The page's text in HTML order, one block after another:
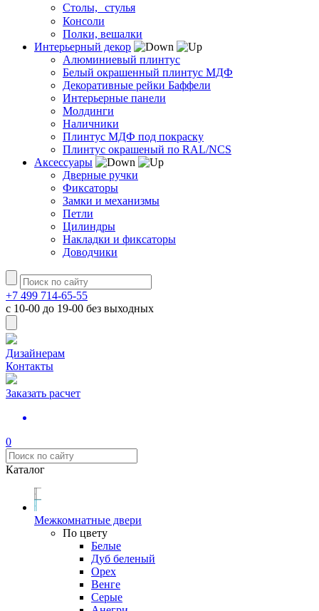
Столы, стулья
Консоли
Полки, вешалки
Интерьерный декор
Алюминиевый плинтус
Белый окрашенный плинтус МДФ
Декоративные рейки Баффели
Интерьерные панели
Молдинги
Наличники
Плинтус МДФ под покраску
Плинтус окрашеный по RAL/NCS
Аксессуары
Дверные ручки
Фиксаторы
Замки и механизмы
Петли
Цилиндры
Накладки и фиксаторы
Доводчики
+7 499 714-65-55
с 10-00 до 19-00 без выходных
Дизайнерам
Контакты
Заказать расчет
0
Каталог
Межкомнатные двери
По цвету
Белые
Дуб беленый
Орех
Венге
Серые